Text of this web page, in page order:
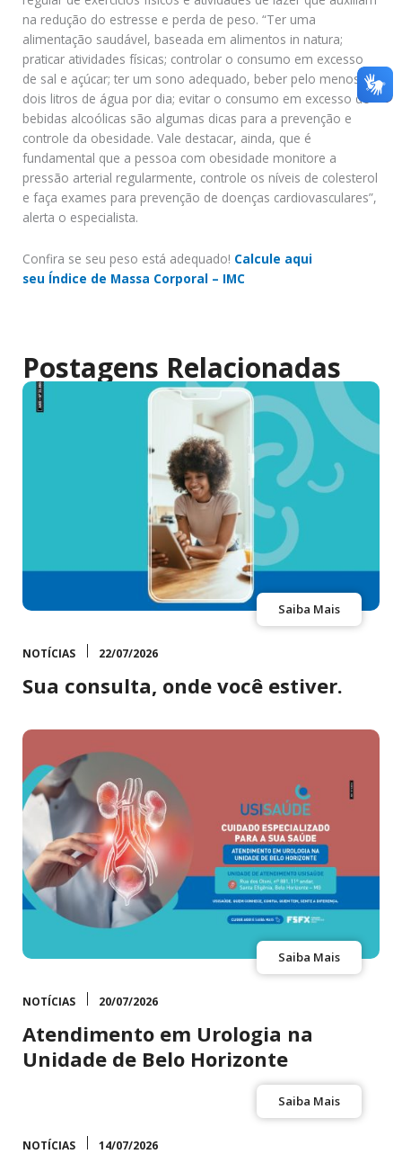
na redução do estresse e perda de peso. “Ter uma
alimentação saudável, baseada em alimentos in natura;
praticar atividades físicas; controlar o consumo em excesso
de sal e açúcar; ter um sono adequado, beber pelo menos
dois litros de água por dia; evitar o consumo em excesso de
bebidas alcoólicas são algumas dicas para a prevenção e
controle da obesidade. Vale destacar, ainda, que é
fundamental que a pessoa com obesidade monitore a
pressão arterial regularmente, controle os níveis de colesterol
e faça exames para prevenção de doenças cardiovasculares”,
alerta o especialista.
Confira se seu peso está adequado! Calcule aqui
seu Índice de Massa Corporal – IMC
Postagens Relacionadas
Saiba Mais
NOTÍCIAS 22/07/2026
Sua consulta, onde você estiver.
Saiba Mais
NOTÍCIAS 20/07/2026
Atendimento em Urologia na
Unidade de Belo Horizonte
Saiba Mais
NOTÍCIAS 14/07/2026